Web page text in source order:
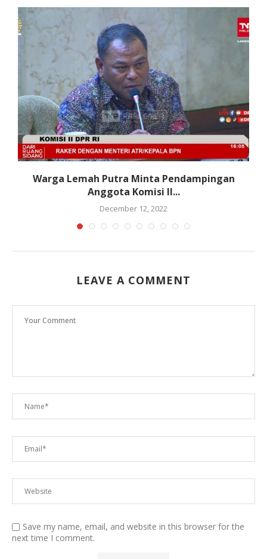
Warga Lemah Putra Minta Pendampingan
Anggota Komisi II...
December 12, 2022
LEAVE A COMMENT
Save my name, email, and website in this browser for the
next time I comment.